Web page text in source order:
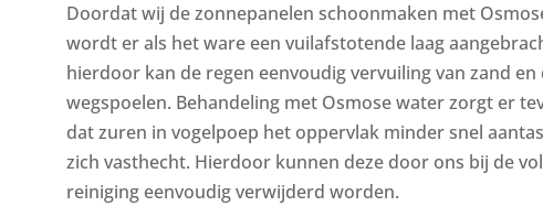
Doordat wij de zonnepanelen schoonmaken met
wordt er als het ware een vuilafstotende laag
hierdoor kan de regen eenvoudig vervuiling van zand en
wegspoelen. Behandeling met Osmose water zorgt er
dat zuren in vogelpoep het oppervlak minder snel
zich vasthecht. Hierdoor kunnen deze door ons bij de
reiniging eenvoudig verwijderd worden.